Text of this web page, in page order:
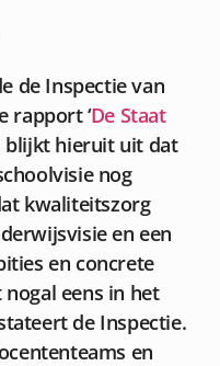
de Inspectie van
rapport ‘De Staat
blijkt hieruit uit dat
nog
kwaliteitszorg
en een
en concrete
eens in het
de Inspectie.
en